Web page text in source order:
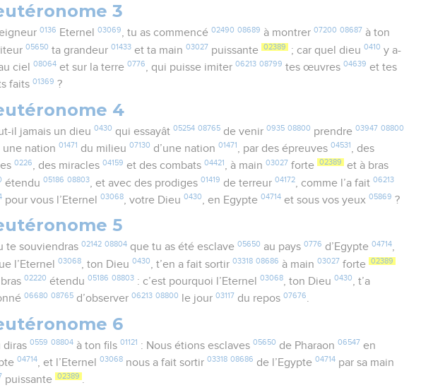
3
0136 Eternel 03069, tu as commencé 02490 08689 à montrer 07200 08687 à ton
05650 ta grandeur01433 et ta main03027 puissante 02389 ; car quel dieu0410 y a-
ciel08064 et sur la terre0776, qui puisse imiter06213 08799 tes œuvres04639 et tes
faits01369 ?
4
il jamais un dieu 0430 qui essayât 05254 08765de venir 0935 08800 prendre 03947 08800
une nation01471 du milieu07130 d’une nation01471 , par des épreuves04531 , des
0226, des miracles04159 et des combats04421, à main03027 forte 02389 et à bras
étendu05186 08803 , et avec des prodiges01419 de terreur04172 , comme l’a fait06213
pour vous l’Eternel03068 , votre Dieu0430 , en Egypte04714 et sous vos yeux05869 ?
5
te souviendras 02142 08804que tu as été esclave 05650 au pays 0776 d’Egypte 04714,
l’Eternel03068 , ton Dieu0430 , t’en a fait sortir03318 08686 à main03027 forte 02389
02220 étendu05186 08803 : c’est pourquoi l’Eternel03068 , ton Dieu0430
, t’a
06680 08765 d’observer06213 08800 le jour03117 du repos07676.
6
diras 0559 08804à ton fils 01121 : Nous étions esclaves 05650 de Pharaon 06547 en
04714 , et l’Eternel03068 nous a fait sortir03318 08686 de l’Egypte04714 par sa main
puissante 02389 .